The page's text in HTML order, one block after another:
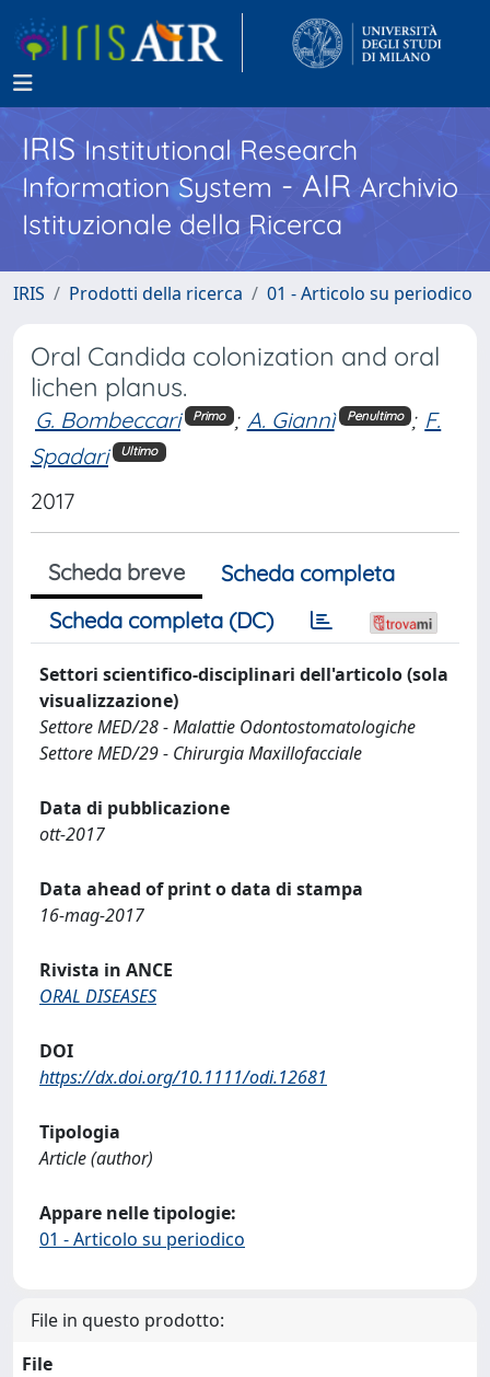
IRISInstitutional Research
Information System - AIR Archivio
Istituzionale della Ricerca
IRIS Prodotti della ricerca 01 - Articolo su periodico
Oral Candida colonization and oral
lichen planus.
G. Bombeccari Primo ; A. Giannì Penultimo ; F.
Spadari
Ultimo
2017
Scheda breve
Scheda completa
Scheda completa (DC)
Settori scientifico-disciplinari dell'articolo (sola
visualizzazione)
Settore MED/28 - Malattie Odontostomatologiche
Settore MED/29 - Chirurgia Maxillofacciale
Data di pubblicazione
ott-2017
Data ahead of print o data di stampa
16-mag-2017
Rivista in ANCE
ORAL DISEASES
DOI
https://dx.doi.org/10.1111/odi.12681
Tipologia
Article (author)
Appare nelle tipologie:
01 - Articolo su periodico
File in questo prodotto:
File